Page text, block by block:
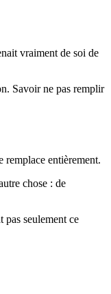
vraiment de soi de
Savoir ne pas remplir
remplace entièrement.
chose : de
pas seulement ce